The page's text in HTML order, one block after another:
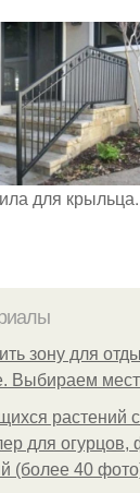
для
зону для
Выбираем
растений
для огурцов,
(более 40